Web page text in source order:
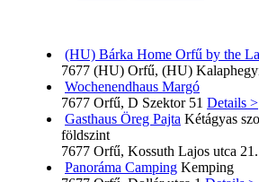
(HU) Bárka Home Orfű by the
7677 (HU) Orfű, (HU)
Wochenendhaus Margó
7677 Orfű, D Szektor 51 Details >
Gasthaus Öreg Pajta Kétágyas
földszint
7677 Orfű, Kossuth Lajos utca 21.
Panoráma Camping Kemping